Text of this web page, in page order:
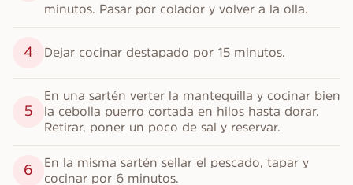
minutos. Pasar por colador y volver a la olla.
4 Dejar cocinar destapado por 15 minutos.
5
En una sartén verter la mantequilla y cocinar bien
la cebolla puerro cortada en hilos hasta dorar.
Retirar, poner un poco de sal y reservar.
6
En la misma sartén sellar el pescado, tapar y
cocinar por 6 minutos.